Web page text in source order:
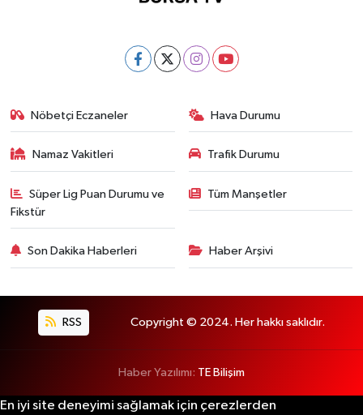
Nöbetçi Eczaneler Hava Durumu
Namaz Vakitleri Trafik Durumu
Süper Lig Puan Durumu ve
Fikstür
Tüm Manşetler
Son Dakika Haberleri Haber Arşivi
RSS Copyright © 2024. Her hakkı saklıdır.
Haber Yazılımı: TE Bilişim
En iyi site deneyimi sağlamak için çerezlerden